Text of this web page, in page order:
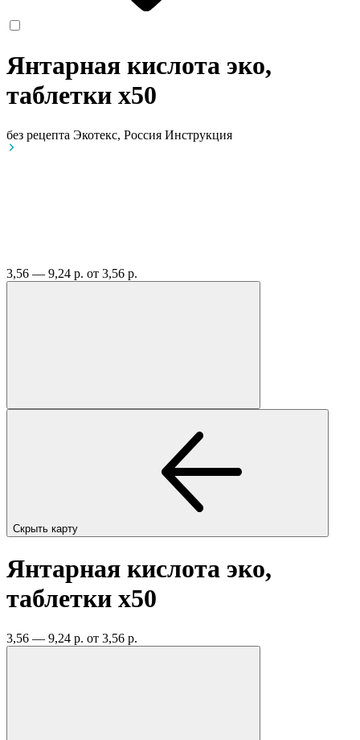
Янтарная кислота эко,
таблетки x50
без рецепта Экотекс, Россия Инструкция
3,56 — 9,24 р. от 3,56 р.
Скрыть карту
Янтарная кислота эко,
таблетки x50
3,56 — 9,24 р. от 3,56 р.